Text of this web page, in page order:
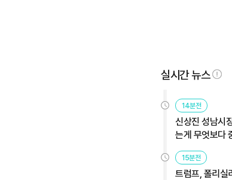
실시간 뉴스
14분전
신상진 성남시
는게 무엇보
15분전
트럼프, 폴리실